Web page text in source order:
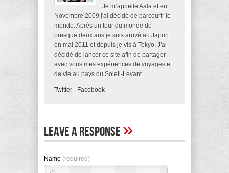
Je m’appelle Aala et en
Novembre 2009 j'ai décidé de parcourir le
monde. Après un tour du monde de
presque deux ans je suis arrivé au Japon
en mai 2011 et depuis je vis à Tokyo. J'ai
décidé de lancer ce site afin de partager
avec vous mes expériences de voyages et
de vie au pays du Soleil-Levant.
Twitter - Facebook
Leave A Response»
Name (required)